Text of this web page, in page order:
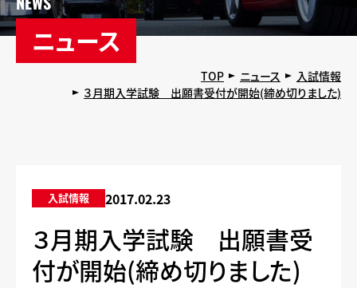
ニュース
TOP ニュース
入試情報
３月期入学試験 出願書受付が開始(締め切りました)
入試情報 2017.02.23
３月期入学試験 出願書受
付が開始(締め切りました)